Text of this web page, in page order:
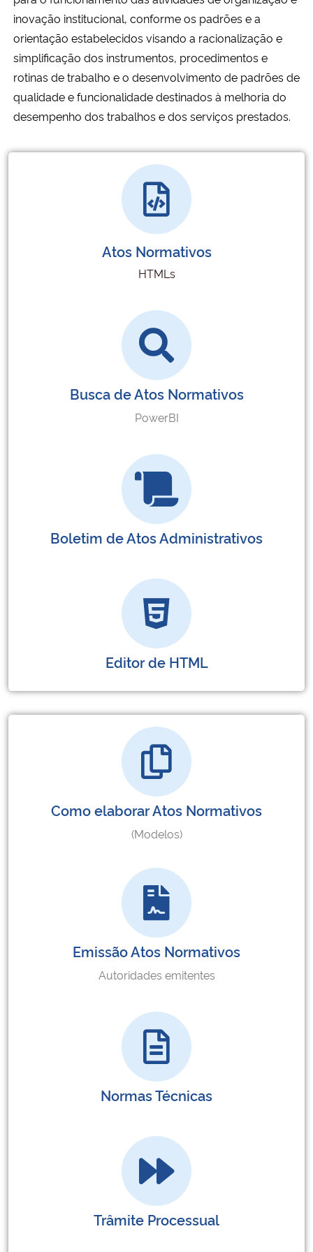
Secretaria-Geral
Secretaria de Governo
Gabinete de Segurança Institucional
inovação institucional, conforme os padrões e a
orientação estabelecidos visando a racionalização e
simplificação dos instrumentos, procedimentos e
rotinas de trabalho e o desenvolvimento de padrões de
qualidade e funcionalidade destinados à melhoria do
desempenho dos trabalhos e dos serviços prestados.
Atos Normativos
HTMLs
Busca de Atos Normativos
PowerBI
Boletim de Atos Administrativos
Editor de HTML
Como elaborar Atos Normativos
(Modelos)
Emissão Atos Normativos
Autoridades emitentes
Normas Técnicas
Trâmite Processual